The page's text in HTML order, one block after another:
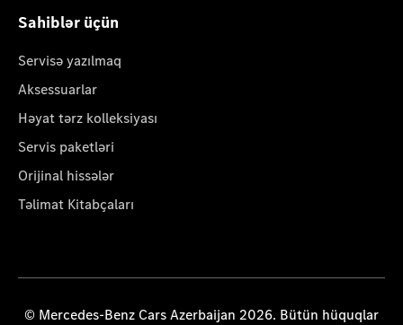
Sahiblər üçün
Servisə yazılmaq
Aksessuarlar
Həyat tərz kolleksiyası
Servis paketləri
Orijinal hissələr
Təlimat Kitabçaları
© Mercedes-Benz Cars Azerbaijan 2026. Bütün hüquqlar